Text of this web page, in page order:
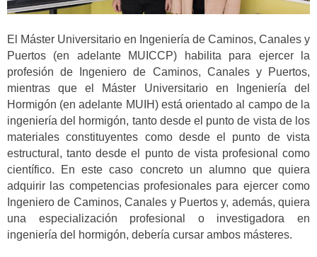
El Máster Universitario en Ingeniería de Caminos, Canales y
Puertos (en adelante MUICCP) habilita para ejercer la
profesión de Ingeniero de Caminos, Canales y Puertos,
mientras que el Máster Universitario en Ingeniería del
Hormigón (en adelante MUIH) está orientado al campo de la
ingeniería del hormigón, tanto desde el punto de vista de los
materiales constituyentes como desde el punto de vista
estructural, tanto desde el punto de vista profesional como
científico. En este caso concreto un alumno que quiera
adquirir las competencias profesionales para ejercer como
Ingeniero de Caminos, Canales y Puertos y, además, quiera
una especialización profesional o investigadora en
ingeniería del hormigón, debería cursar ambos másteres.